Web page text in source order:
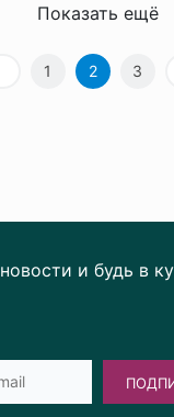
Показать ещё
1 2 3
и будь в